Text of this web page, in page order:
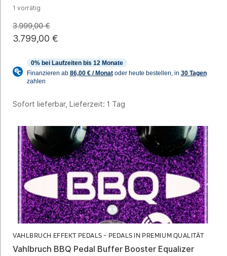
1 vorrätig
3.999,00€
3.799,00 €
Sofort lieferbar, Lieferzeit: 1 Tag
VAHLBRUCH EFFEKT PEDALS - PEDALS IN PREMIUM QUALITÄT
Vahlbruch BBQ Pedal Buffer Booster Equalizer